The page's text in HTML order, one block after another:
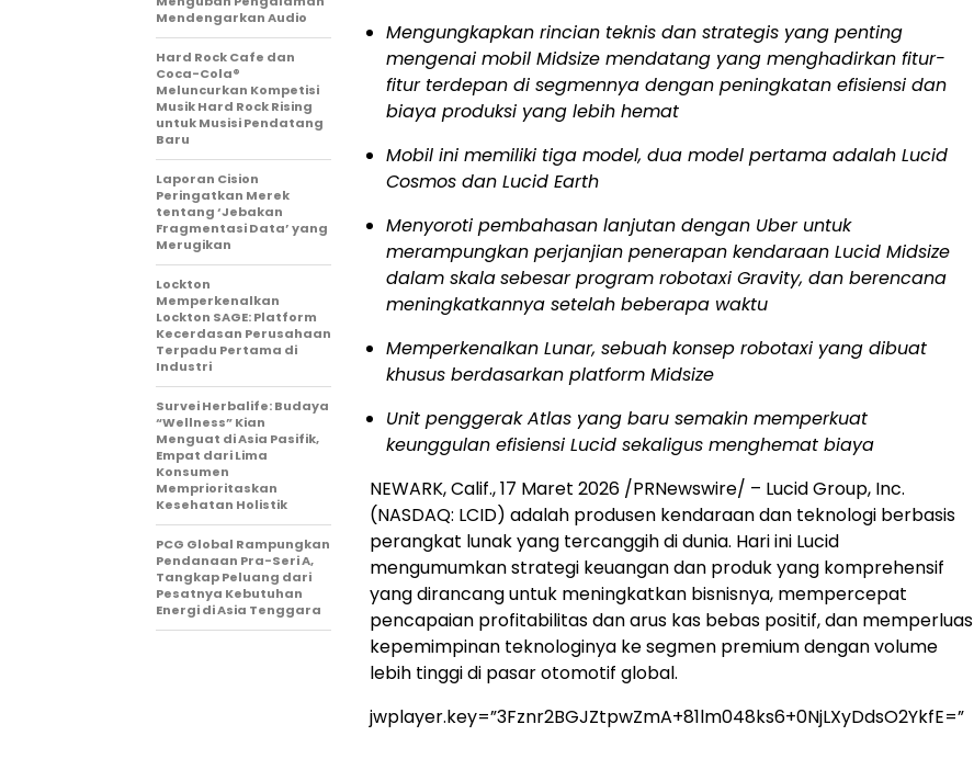
Mengungkapkan rincian teknis dan strategis yang penting
mengenai mobil Midsize mendatang yang menghadirkan fitur-
fitur terdepan di segmennya dengan peningkatan efisiensi dan
biaya produksi yang lebih hemat
Mobil ini memiliki tiga model, dua model pertama adalah Lucid
Cosmos dan Lucid Earth
Menyoroti pembahasan lanjutan dengan Uber untuk
merampungkan perjanjian penerapan kendaraan Lucid Midsize
dalam skalasebesar program robotaxi Gravity, dan berencana
meningkatkannya setelah beberapa waktu
Memperkenalkan Lunar, sebuah konsep robotaxi yang dibuat
khusus berdasarkan platform Midsize
Unit penggerak Atlas yang baru semakin memperkuat
keunggulan efisiensi Lucid sekaligus menghemat biaya
NEWARK, Calif.,17 Maret 2026 /PRNewswire/ – Lucid Group, Inc.
(NASDAQ: LCID) adalah produsen kendaraan dan teknologi berbasis
perangkat lunak yang tercanggih di dunia. Hari ini Lucid
mengumumkan strategi keuangan dan produk yang komprehensif
yang dirancang untuk meningkatkan bisnisnya, mempercepat
pencapaian profitabilitas dan arus kas bebas positif, dan memperluas
kepemimpinan teknologinya ke segmen premium dengan volume
lebih tinggi di pasar otomotif global.
jwplayer.key=”3Fznr2BGJZtpwZmA+81lm048ks6+0NjLXyDdsO2YkfE=”
Mendengarkan Audio
Hard Rock Cafe dan
Coca-Cola®
Meluncurkan Kompetisi
Musik Hard Rock Rising
untuk Musisi Pendatang
Baru
Laporan Cision
Peringatkan Merek
tentang ‘Jebakan
Fragmentasi Data’ yang
Merugikan
Lockton
Memperkenalkan
Lockton SAGE: Platform
Kecerdasan Perusahaan
Terpadu Pertama di
Industri
Survei Herbalife: Budaya
“Wellness” Kian
Menguat di Asia Pasifik,
Empat dari Lima
Konsumen
Memprioritaskan
Kesehatan Holistik
PCG Global Rampungkan
Pendanaan Pra-Seri A,
Tangkap Peluang dari
Pesatnya Kebutuhan
Energi di Asia Tenggara